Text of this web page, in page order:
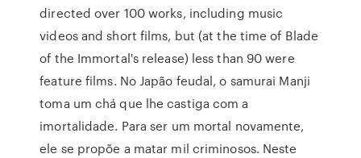
directed over 100 works, including music
videos and short films, but (at the time of Blade
of the Immortal's release) less than 90 were
feature films. No Japão feudal, o samurai Manji
toma um chá que lhe castiga com a
imortalidade. Para ser um mortal novamente,
ele se propõe a matar mil criminosos. Neste